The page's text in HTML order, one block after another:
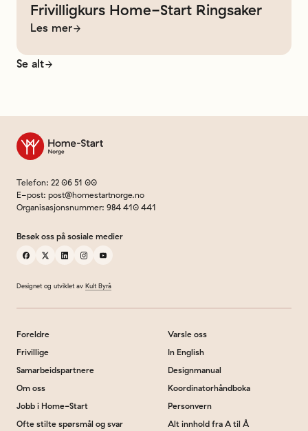
Frivilligkurs Home-Start Ringsaker
Les mer
Se alt
Til forsiden
Telefon: 22 06 51 00
E-post: post@homestartnorge.no
Organisasjonsnummer: 984 410 441
Besøk oss på sosiale medier
facebook
x linkedininstagramyoutube
Designet og utviklet av Kult Byrå
Foreldre
Frivillige
Samarbeidspartnere
Om oss
Jobb i Home-Start
Ofte stilte spørsmål og svar
Varsle oss
In English
Designmanual
Koordinatorhåndboka
Personvern
Alt innhold fra A til Å